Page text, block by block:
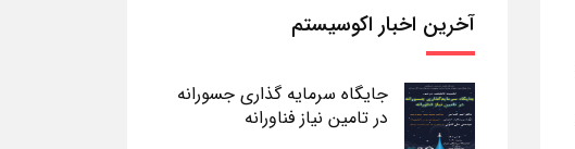
آخرین اخبار اکوسیستم
جایگاه سرمایه گذاری جسورانه
در تامین نیاز فناورانه